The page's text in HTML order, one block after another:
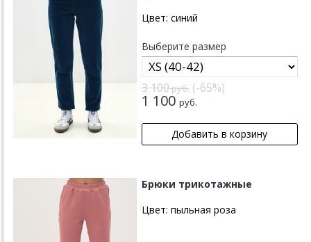
Цвет: синий
Выберите размер
3 100руб.(-65%)
1 100руб.
Брюки трикотажные
Цвет: пыльная роза